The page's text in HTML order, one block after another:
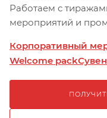
Работаем с
мероприятий и
Корпоративный
Welcome pack